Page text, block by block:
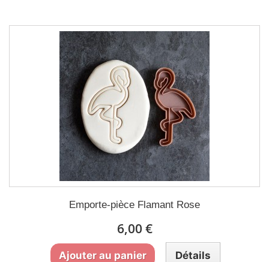
Emporte-pièce Flamant Rose
6,00 €
Ajouter au panier Détails